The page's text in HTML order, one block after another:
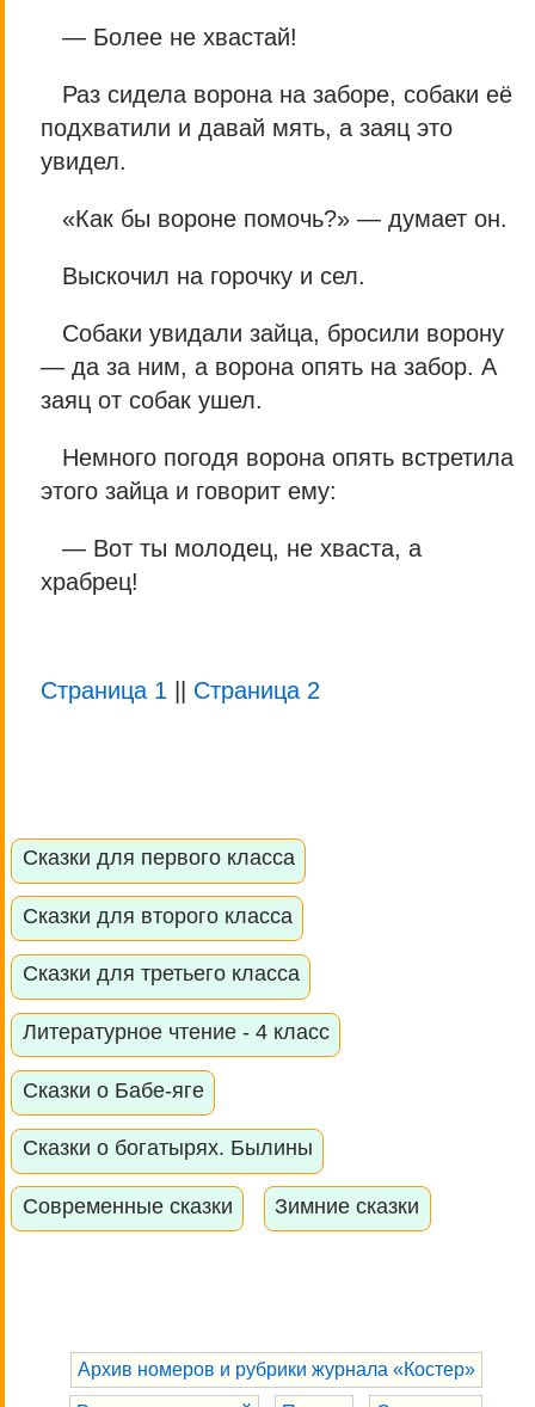
— Более не хвастай!
Раз сидела ворона на заборе, собаки её
подхватили и давай мять, а заяц это
увидел.
«Как бы вороне помочь?» — думает он.
Выскочил на горочку и сел.
Собаки увидали зайца, бросили ворону
— да за ним, а ворона опять на забор. А
заяц от собак ушел.
Немного погодя ворона опять встретила
этого зайца и говорит ему:
— Вот ты молодец, не хвaста, а
храбрец!
Страница 1 Страница 2
Сказки для первого класса
Сказки для второго класса
Сказки для третьего класса
Литературное чтение - 4 класс
Сказки о Бабе-яге
Сказки о богатырях. Былины
Современные сказки Зимние сказки
Архив номеров и рубрики журнала «Костер»